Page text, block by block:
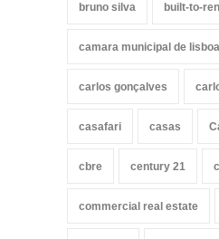
bruno silva built-to-
camara municipal de lisboa
carlos gonçalves
casafari casas
cbre century 21
commercial real estate